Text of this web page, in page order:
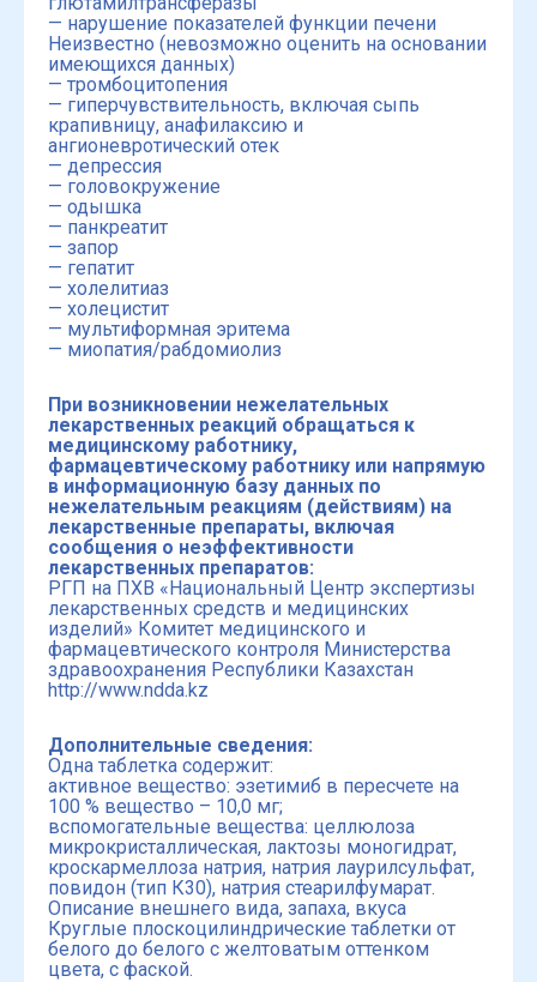
— нарушение показателей функции печени
Неизвестно (невозможно оценить на основании
имеющихся данных)
— тромбоцитопения
— гиперчувствительность, включая сыпь
крапивницу, анафилаксию и
ангионевротический отек
— депрессия
— головокружение
— одышка
— панкреатит
— запор
— гепатит
— холелитиаз
— холецистит
— мультиформная эритема
— миопатия/рабдомиолиз
При возникновении нежелательных
лекарственных реакций обращаться к
медицинскому работнику,
фармацевтическому работнику или напрямую
в информационную базу данных по
нежелательным реакциям (действиям) на
лекарственные препараты, включая
сообщения о неэффективности
лекарственных препаратов:
РГП на ПХВ «Национальный Центр экспертизы
лекарственных средств и медицинских
изделий» Комитет медицинского и
фармацевтического контроля Министерства
здравоохранения Республики Казахстан
http://www.ndda.kz
Дополнительные сведения:
Одна таблетка содержит:
активное вещество: эзетимиб в пересчете на
100 % вещество – 10,0 мг;
вспомогательные вещества: целлюлоза
микрокристаллическая, лактозы моногидрат,
кроскармеллоза натрия, натрия лаурилсульфат,
повидон (тип К30), натрия стеарилфумарат.
Описание внешнего вида, запаха, вкуса
Круглые плоскоцилиндрические таблетки от
белого до белого с желтоватым оттенком
цвета, с фаской.